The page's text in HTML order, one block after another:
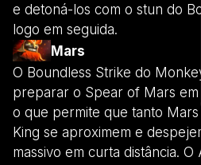
e detoná-los com o stun do
logo em seguida.
Mars
O Boundless Strike do
preparar o Spear of Mars em
o que permite que tanto
King se aproximem e
massivo em curta distância.